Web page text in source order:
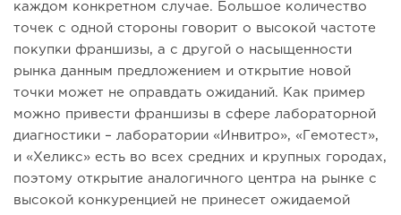
каждом конкретном случае. Большое количество
точек с одной стороны говорит о высокой частоте
покупки франшизы, а с другой о насыщенности
рынка данным предложением и открытие новой
точки может не оправдать ожиданий. Как пример
можно привести франшизы в сфере лабораторной
диагностики – лаборатории «Инвитро», «Гемотест»,
и «Хеликс» есть во всех средних и крупных городах,
поэтому открытие аналогичного центра на рынке с
высокой конкуренцией не принесет ожидаемой